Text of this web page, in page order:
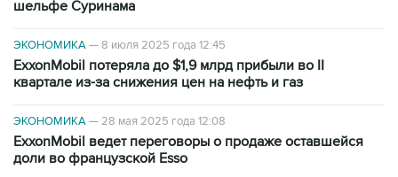
шельфе Суринама
ЭКОНОМИКА—8 июля 2025 года 12:45
ExxonMobil потеряла до $1,9 млрд прибыли во II
квартале из-за снижения цен на нефть и газ
ЭКОНОМИКА—28 мая 2025 года 12:08
ExxonMobil ведет переговоры о продаже оставшейся
доли во французской Esso